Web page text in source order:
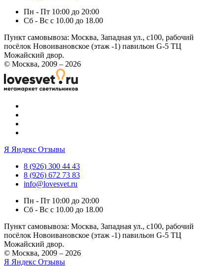
Пн - Пт 10:00 до 20:00
Сб - Вс с 10.00 до 18.00
Пункт самовывоза: Москва, Западная ул., с100, рабочий
посёлок Новоивановское (этаж -1) павильон G-5 ТЦ
Можайский двор.
© Москва, 2009 – 2026
Я Яндекс Отзывы
8 (926) 300 44 43
8 (926) 672 73 83
info@lovesvet.ru
Пн - Пт 10:00 до 20:00
Сб - Вс с 10.00 до 18.00
Пункт самовывоза: Москва, Западная ул., с100, рабочий
посёлок Новоивановское (этаж -1) павильон G-5 ТЦ
Можайский двор.
© Москва, 2009 – 2026
Я Яндекс Отзывы